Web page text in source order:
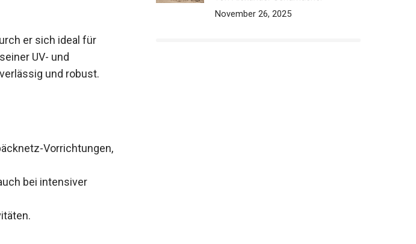
er sich ideal für
UV- und
und robust.
Vorrichtungen,
bei intensiver
November 26, 2025